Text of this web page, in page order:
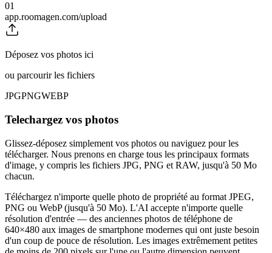
01
app.roomagen.com/upload
Déposez vos photos ici
ou parcourir les fichiers
JPGPNGWEBP
Telechargez vos photos
Glissez-déposez simplement vos photos ou naviguez pour les
télécharger. Nous prenons en charge tous les principaux formats
d'image, y compris les fichiers JPG, PNG et RAW, jusqu'à 50 Mo
chacun.
Téléchargez n'importe quelle photo de propriété au format JPEG,
PNG ou WebP (jusqu'à 50 Mo). L'AI accepte n'importe quelle
résolution d'entrée — des anciennes photos de téléphone de
640×480 aux images de smartphone modernes qui ont juste besoin
d'un coup de pouce de résolution. Les images extrêmement petites